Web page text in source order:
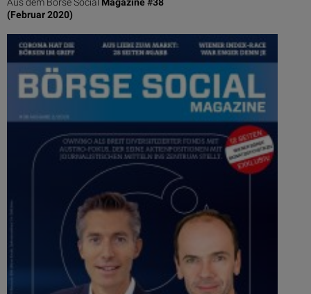
Aus dem Börse Social Magazine #38
(Februar 2020)